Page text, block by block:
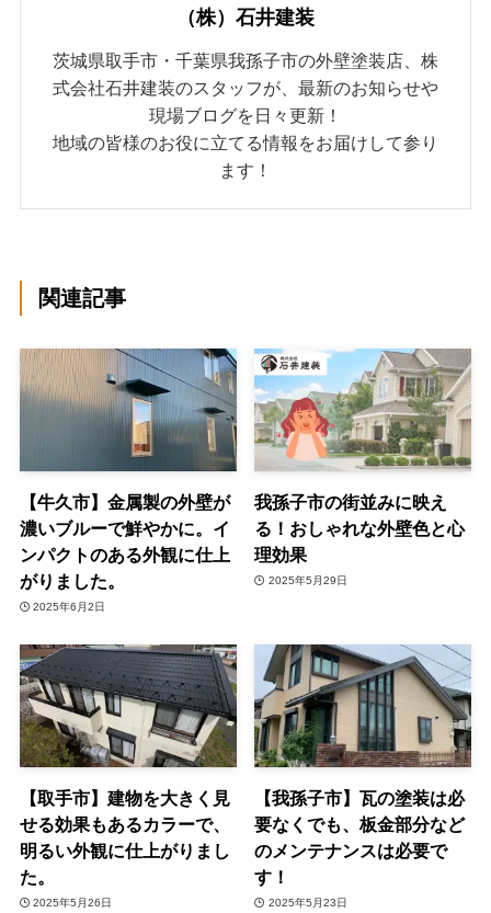
（株）石井建装
茨城県取手市・千葉県我孫子市の外壁塗装店、株
式会社石井建装のスタッフが、最新のお知らせや
現場ブログを日々更新！
地域の皆様のお役に立てる情報をお届けして参り
ます！
関連記事
【牛久市】金属製の外壁が
濃いブルーで鮮やかに。イ
ンパクトのある外観に仕上
がりました。
2025年6月2日
我孫子市の街並みに映え
る！おしゃれな外壁色と心
理効果
2025年5月29日
【取手市】建物を大きく見
せる効果もあるカラーで、
明るい外観に仕上がりまし
た。
2025年5月26日
【我孫子市】瓦の塗装は必
要なくでも、板金部分など
のメンテナンスは必要で
す！
2025年5月23日